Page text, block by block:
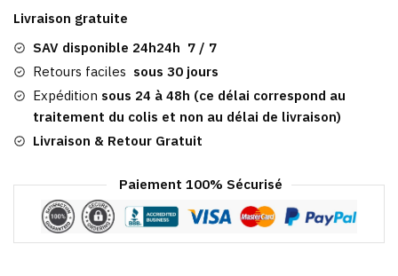
|
Rétro
Cuir
Bridger
Livraison gratuite
SAV disponible 24h24h 7 / 7
Retours faciles sous 30 jours
Expédition sous 24 à 48h (ce délai correspond au
traitement du colis et non au délai de livraison)
Livraison & Retour Gratuit
Paiement 100% Sécurisé